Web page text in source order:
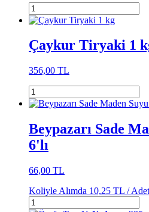
Çaykur Tiryaki 1
356,00 TL
Beypazarı Sade
6'lı
66,00 TL
Koliyle Alımda 10,25 TL /Adet